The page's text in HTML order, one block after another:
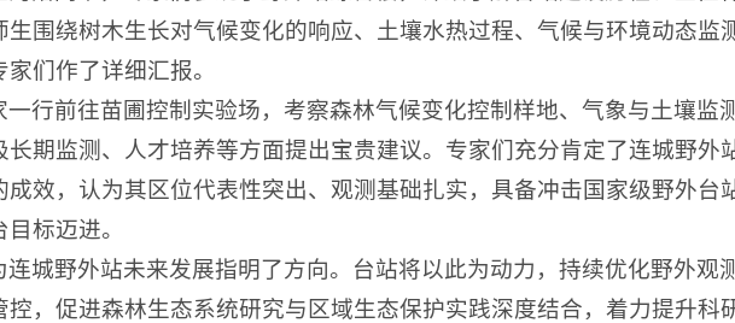
生围绕树木生长对气候变化的响应、土壤水热过程、气候与环境动态监
们作了详细汇报。
一行前往苗圃控制实验场，考察森林气候变化控制样地、气象与土壤监
长期监测、人才培养等方面提出宝贵建议。专家们充分肯定了连城野外
成效，认为其区位代表性突出、观测基础扎实，具备冲击国家级野外台
标迈进。
连城野外站未来发展指明了方向。台站将以此为动力，持续优化野外观
控，促进森林生态系统研究与区域生态保护实践深度结合，着力提升科